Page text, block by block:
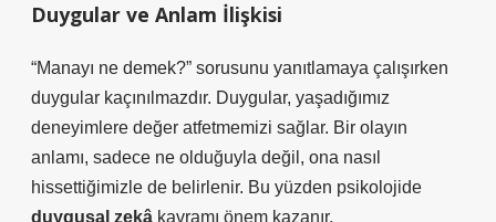
Duygular ve Anlam İlişkisi
“Manayı ne demek?” sorusunu yanıtlamaya çalışırken
duygular kaçınılmazdır. Duygular, yaşadığımız
deneyimlere değer atfetmemizi sağlar. Bir olayın
anlamı, sadece ne olduğuyla değil, ona nasıl
hissettiğimizle de belirlenir. Bu yüzden psikolojide
duygusal zekâ kavramı önem kazanır.